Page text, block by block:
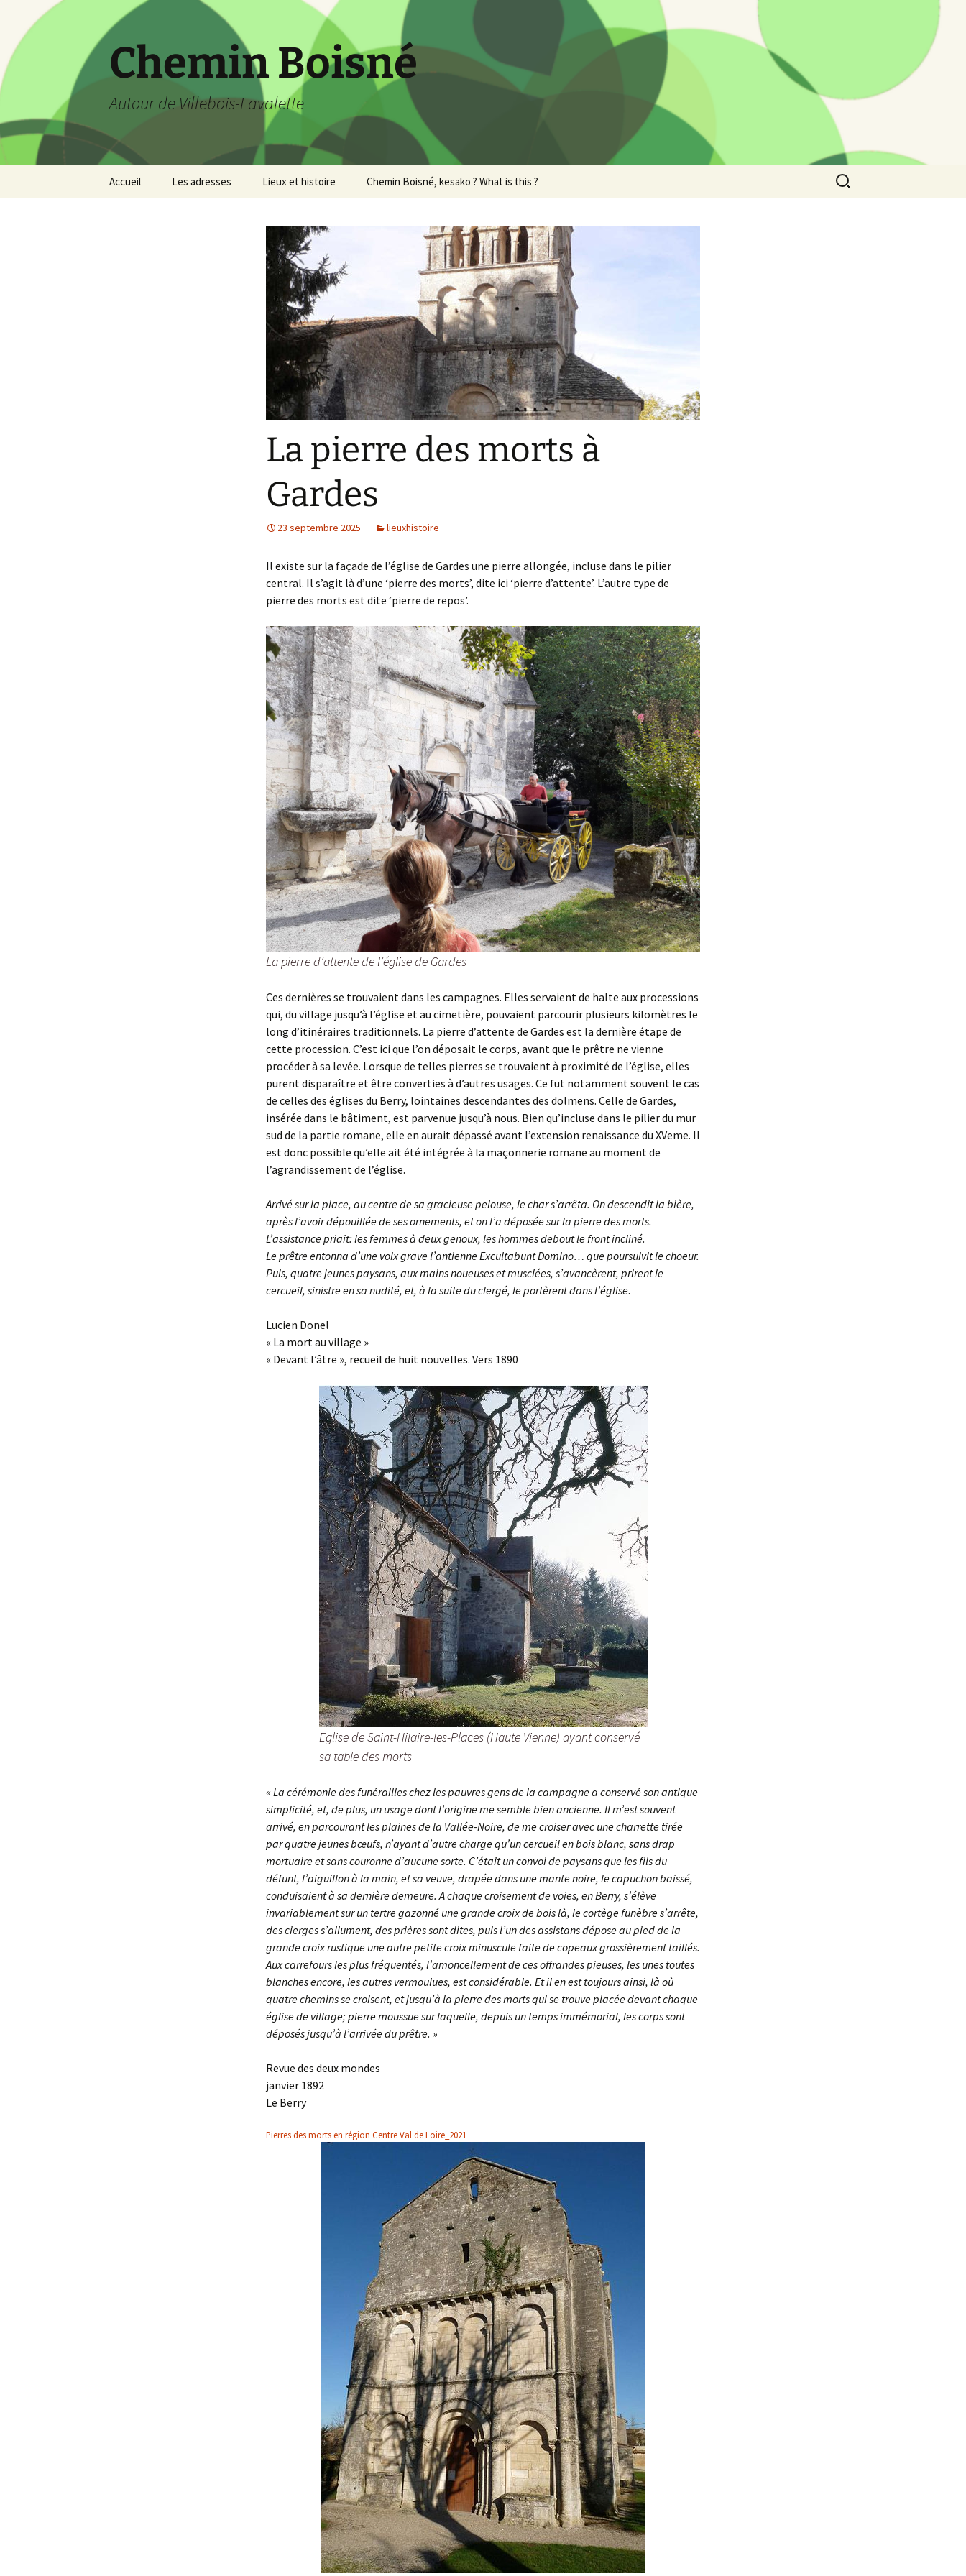
contenu
Chemin Boisné
Autour de Villebois-Lavalette
Accueil Les adresses Lieux et histoire Chemin Boisné, kesako ? What is this ?
Rechercher :
La pierre des morts à
Gardes
23 septembre 2025 lieuxhistoire
Il existe sur la façade de l’église de Gardes une pierre allongée, incluse dans le pilier
central. Il s’agit là d’une ‘pierre des morts’, dite ici ‘pierre d’attente’. L’autre type de
pierre des morts est dite ‘pierre de repos’.
La pierre d’attente de l’église de Gardes
Ces dernières se trouvaient dans les campagnes. Elles servaient de halte aux processions
qui, du village jusqu’à l’église et au cimetière, pouvaient parcourir plusieurs kilomètres le
long d’itinéraires traditionnels. La pierre d’attente de Gardes est la dernière étape de
cette procession. C’est ici que l’on déposait le corps, avant que le prêtre ne vienne
procéder à sa levée. Lorsque de telles pierres se trouvaient à proximité de l’église, elles
purent disparaître et être converties à d’autres usages. Ce fut notamment souvent le cas
de celles des églises du Berry, lointaines descendantes des dolmens. Celle de Gardes,
insérée dans le bâtiment, est parvenue jusqu’à nous. Bien qu’incluse dans le pilier du mur
sud de la partie romane, elle en aurait dépassé avant l’extension renaissance du XVeme. Il
est donc possible qu’elle ait été intégrée à la maçonnerie romane au moment de
l’agrandissement de l’église.
Arrivé sur la place, au centre de sa gracieuse pelouse, le char s’arrêta. On descendit la bière,
après l’avoir dépouillée de ses ornements, et on l’a déposée sur la pierre des morts.
L’assistance priait: les femmes à deux genoux, les hommes debout le front incliné.
Le prêtre entonna d’une voix grave l’antienne Excultabunt Domino… que poursuivit le choeur.
Puis, quatre jeunes paysans, aux mains noueuses et musclées, s’avancèrent, prirent le
cercueil, sinistre en sa nudité, et, à la suite du clergé, le portèrent dans l’église.
Lucien Donel
« La mort au village »
« Devant l’âtre », recueil de huit nouvelles. Vers 1890
Eglise de Saint-Hilaire-les-Places (Haute Vienne) ayant conservé
sa table des morts
« La cérémonie des funérailles chez les pauvres gens de la campagne a conservé son antique
simplicité, et, de plus, un usage dont l’origine me semble bien ancienne. Il m’est souvent
arrivé, en parcourant les plaines de la Vallée-Noire, de me croiser avec une charrette tirée
par quatre jeunes bœufs, n’ayant d’autre charge qu’un cercueil en bois blanc, sans drap
mortuaire et sans couronne d’aucune sorte. C’était un convoi de paysans que les fils du
défunt, l’aiguillon à la main, et sa veuve, drapée dans une mante noire, le capuchon baissé,
conduisaient à sa dernière demeure. A chaque croisement de voies, en Berry, s’élève
invariablement sur un tertre gazonné une grande croix de bois là, le cortège funèbre s’arrête,
des cierges s’allument, des prières sont dites, puis l’un des assistans dépose au pied de la
grande croix rustique une autre petite croix minuscule faite de copeaux grossièrement taillés.
Aux carrefours les plus fréquentés, l’amoncellement de ces offrandes pieuses, les unes toutes
blanches encore, les autres vermoulues, est considérable. Et il en est toujours ainsi, là où
quatre chemins se croisent, et jusqu’à la pierre des morts qui se trouve placée devant chaque
église de village; pierre moussue sur laquelle, depuis un temps immémorial, les corps sont
déposés jusqu’à l’arrivée du prêtre. »
Revue des deux mondes
janvier 1892
Le Berry
Pierres des morts en région Centre Val de Loire_2021